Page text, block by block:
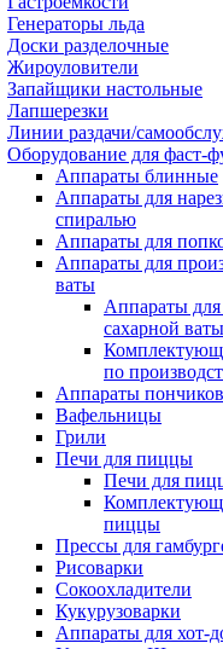
Генераторы льда
Доски разделочные
Жироуловители
Запайщики настольные
Лапшерезки
Линии раздачи/
Оборудование для фаст-
Аппараты блинные
Аппараты для
спиралью
Аппараты для
Аппараты для
ваты
Аппараты для
сахарной ваты
по
Аппараты
Вафельницы
Грили
Печи для пиццы
Печи для
пиццы
Прессы для
Рисоварки
Сокоохладители
Кукурузоварки
Аппараты для хот-